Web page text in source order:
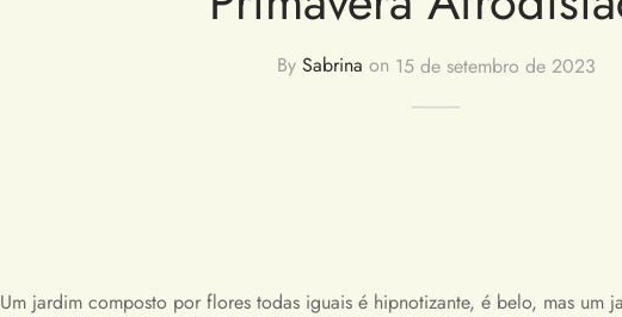
By Sabrina on 15 de setembro de 2023
Um jardim composto por flores todas iguais é hipnotizante, é belo, mas um